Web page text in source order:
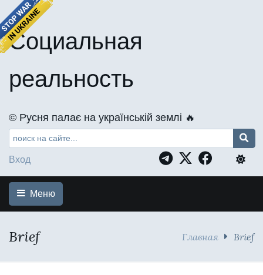
Социальная
реальность
©️ Русня палає на українській землі 🔥
Вход
Меню
Brief Главная Brief